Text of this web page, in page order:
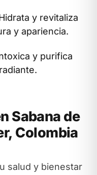
y revitaliza
y apariencia.
y purifica
Sabana de
Colombia
salud y bienestar